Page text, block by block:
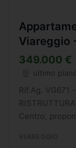
Viareggio
349.000 €
ultimo
Rif.Ag. VG671
Centro,